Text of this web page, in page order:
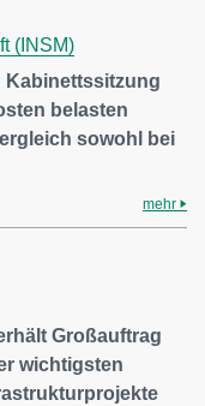
(INSM)
Kabinettssitzung
belasten
sowohl bei
mehr
Großauftrag
wichtigsten